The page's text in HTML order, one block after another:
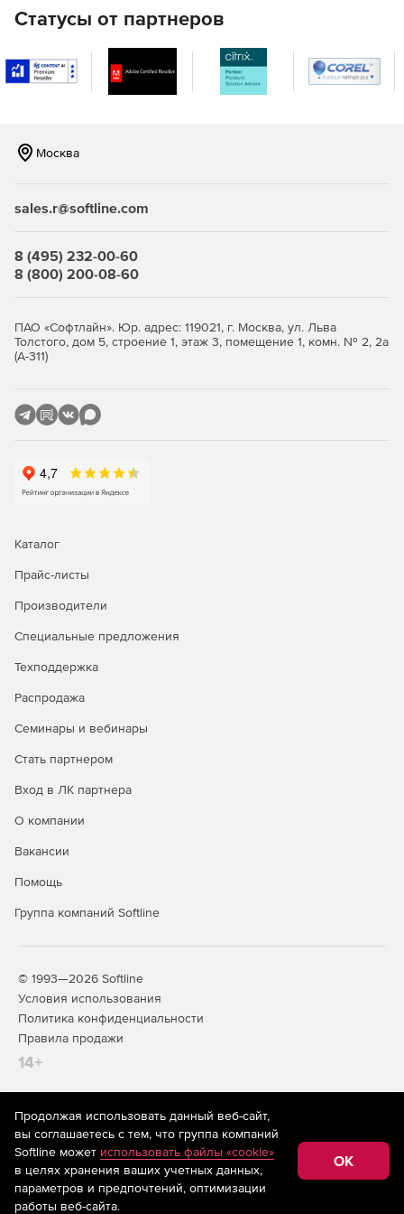
недвижимости и принять управленческие решения по
оценке эффективности деятельности организаций
(индивидуальных предпринимателей),
осуществляющих деятельность на них;
и объектов недвижимости, организаций,
сокращение сроков и повышение качества
также подготовки и оформления документов;
представляемых руководству;
ведение библиотеки слайдов, позволяющей
Статусы от партнеров
Москва
sales.r@softline.com
8 (495) 232-00-60
8 (800) 200-08-60
ПАО «Софтлайн». Юр. адрес: 119021, г. Москва, ул. Льва
Толстого, дом 5, строение 1, этаж 3, помещение 1, комн. № 2, 2а
(А-311)
Каталог
Прайс-листы
Производители
Специальные предложения
Техподдержка
Распродажа
Семинары и вебинары
Стать партнером
Вход в ЛК партнера
О компании
Вакансии
Помощь
Группа компаний Softline
© 1993—2026 Softline
Условия использования
Политика конфиденциальности
Правила продажи
14+
На информационном ресурсе store.softline.ru применяются
рекомендательные технологии(информационные технологии
предоставления информации на основе сбора,
систематизации и анализа сведений, относящихся к
предпочтениям пользователей сети «Интернет»,
находящихся на территории Российской Федерации)
Продолжая использовать данный веб-сайт,
вы соглашаетесь с тем, что группа компаний
Softline может использовать файлы «cookie»
в целях хранения ваших учетных данных,
параметров и предпочтений, оптимизации
работы веб-сайта.
OK